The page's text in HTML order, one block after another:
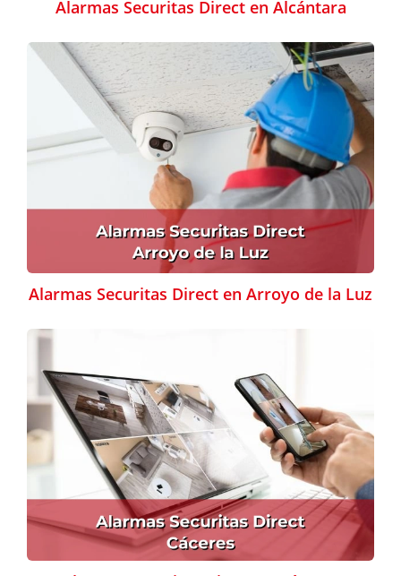
Alarmas Securitas Direct en Alcántara
Alarmas Securitas Direct en Arroyo de la Luz